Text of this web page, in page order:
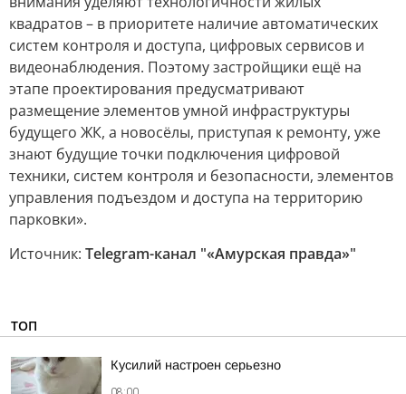
квадратов – в приоритете наличие автоматических
систем контроля и доступа, цифровых сервисов и
видеонаблюдения. Поэтому застройщики ещё на
этапе проектирования предусматривают
размещение элементов умной инфраструктуры
будущего ЖК, а новосёлы, приступая к ремонту, уже
знают будущие точки подключения цифровой
техники, систем контроля и безопасности, элементов
управления подъездом и доступа на территорию
парковки».
Источник: Telegram-канал "«Амурская правда»"
ТОП
Кусилий настроен серьезно